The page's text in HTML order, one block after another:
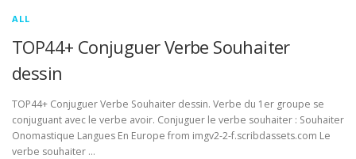
ALL
TOP44+ Conjuguer Verbe Souhaiter
dessin
TOP44+ Conjuguer Verbe Souhaiter dessin. Verbe du 1er groupe se
conjuguant avec le verbe avoir. Conjuguer le verbe souhaiter : Souhaiter
Onomastique Langues En Europe from imgv2-2-f.scribdassets.com Le
verbe souhaiter …